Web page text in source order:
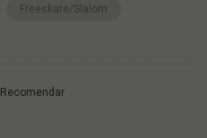
Freeskate/Slalom
Recomendar